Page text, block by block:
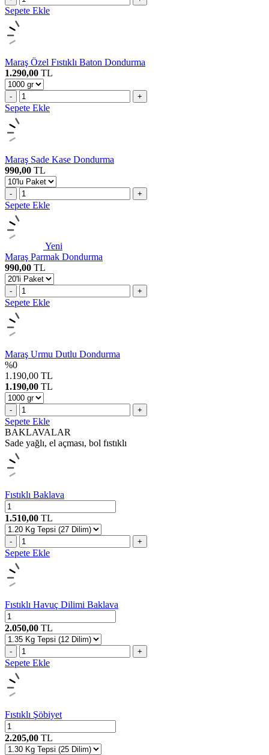
Sepete Ekle
Maraş Özel Fıstıklı Baton Dondurma
1.290,00 TL
- +
Sepete Ekle
Maraş Sade Kase Dondurma
990,00 TL
- +
Sepete Ekle
Yeni
Maraş Parmak Dondurma
990,00 TL
- +
Sepete Ekle
Maraş Urmu Dutlu Dondurma
%0
1.190,00 TL
1.190,00 TL
- +
Sepete Ekle
BAKLAVALAR
Sade yağlı, el açması, bol fıstıklı
Fıstıklı Baklava
1.510,00 TL
- +
Sepete Ekle
Fıstıklı Havuç Dilimi Baklava
2.050,00 TL
- +
Sepete Ekle
Fıstıklı Şöbiyet
2.205,00 TL